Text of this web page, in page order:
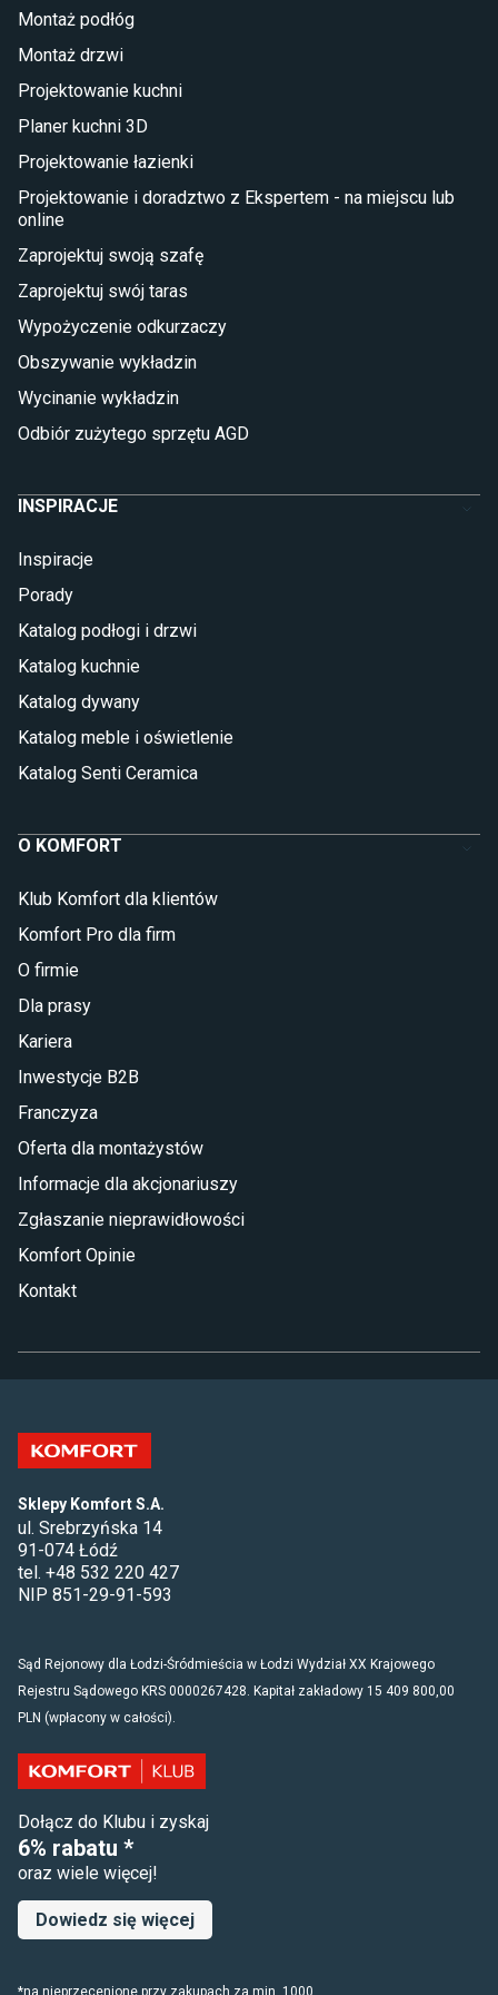
Taras i balkon
Sztuczna trawa miękka
Koce i pledy
Płytki na balkon
Lampy stojące LED
Płytki
Płytki Cersanit
Płytki wielkoformatowe
Glazura
Płytki marmurowe
Montaż podłóg
Montaż drzwi
Projektowanie kuchni
Planer kuchni 3D
Projektowanie łazienki
Projektowanie i doradztwo z Ekspertem - na miejscu lub
online
Zaprojektuj swoją szafę
Zaprojektuj swój taras
Wypożyczenie odkurzaczy
Obszywanie wykładzin
Wycinanie wykładzin
Odbiór zużytego sprzętu AGD
INSPIRACJE
Inspiracje
Porady
Katalog podłogi i drzwi
Katalog kuchnie
Katalog dywany
Katalog meble i oświetlenie
Katalog Senti Ceramica
O KOMFORT
Klub Komfort dla klientów
Komfort Pro dla firm
O firmie
Dla prasy
Kariera
Inwestycje B2B
Franczyza
Oferta dla montażystów
Informacje dla akcjonariuszy
Zgłaszanie nieprawidłowości
Komfort Opinie
Kontakt
Sklepy Komfort S.A.
ul. Srebrzyńska 14
91-074 Łódź
tel. +48 532 220 427
NIP 851-29-91-593
Sąd Rejonowy dla Łodzi-Śródmieścia w Łodzi Wydział XX Krajowego
Rejestru Sądowego KRS 0000267428. Kapitał zakładowy 15 409 800,00
PLN (wpłacony w całości).
Dołącz do Klubu i zyskaj
6% rabatu *
oraz wiele więcej!
Dowiedz się więcej
*na nieprzecenione przy zakupach za min. 1000